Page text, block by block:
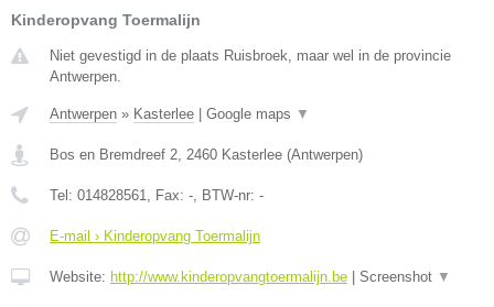
Kinderopvang Toermalijn
Niet gevestigd in de plaats Ruisbroek, maar wel in de provincie
Antwerpen.
Antwerpen » Kasterlee Google maps ▼
Bos en Bremdreef 2, 2460 Kasterlee (Antwerpen)
Tel: 014828561, Fax: -, BTW-nr: -
E-mail › Kinderopvang Toermalijn
Website: http://www.kinderopvangtoermalijn.be Screenshot ▼